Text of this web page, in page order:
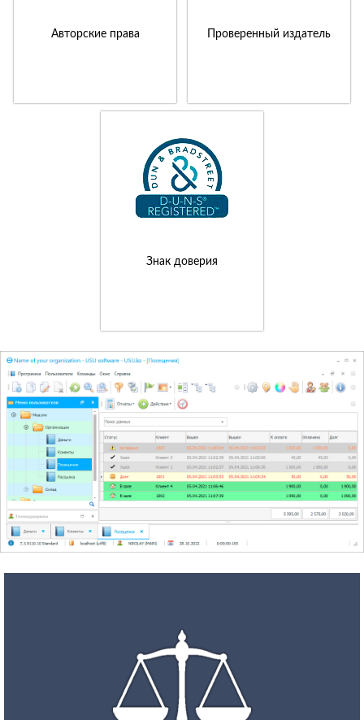
Авторские права Проверенный издатель
Знак доверия